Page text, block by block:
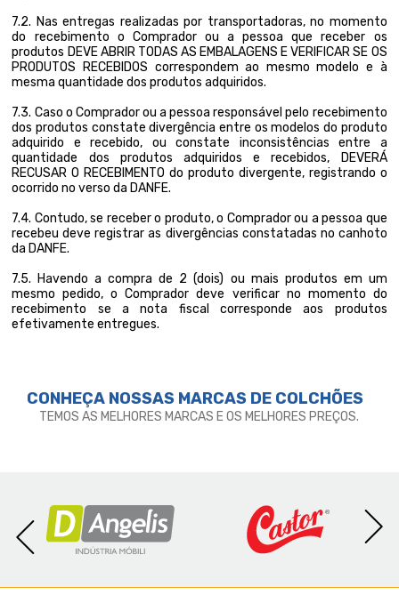
7.2. Nas entregas realizadas por transportadoras, no momento
do recebimento o Comprador ou a pessoa que receber os
produtos DEVE ABRIR TODAS AS EMBALAGENS E VERIFICAR SE OS
PRODUTOS RECEBIDOS correspondem ao mesmo modelo e à
mesma quantidade dos produtos adquiridos.
7.3. Caso o Comprador ou a pessoa responsável pelo recebimento
dos produtos constate divergência entre os modelos do produto
adquirido e recebido, ou constate inconsistências entre a
quantidade dos produtos adquiridos e recebidos, DEVERÁ
RECUSAR O RECEBIMENTO do produto divergente, registrando o
ocorrido no verso da DANFE.
7.4. Contudo, se receber o produto, o Comprador ou a pessoa que
recebeu deve registrar as divergências constatadas no canhoto
da DANFE.
7.5. Havendo a compra de 2 (dois) ou mais produtos em um
mesmo pedido, o Comprador deve verificar no momento do
recebimento se a nota fiscal corresponde aos produtos
efetivamente entregues.
CONHEÇA NOSSAS MARCAS DE COLCHÕES
TEMOS AS MELHORES MARCAS E OS MELHORES PREÇOS.